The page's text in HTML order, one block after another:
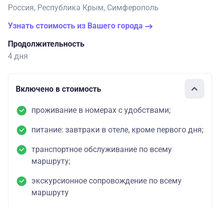
Россия, Республика Крым, Симферополь
Узнать стоимость из Вашего города
Продолжительность
4 дня
Включено в стоимость
проживание в номерах с удобствами;
питание: завтраки в отеле, кроме первого дня;
транспортное обслуживание по всему
маршруту;
экскурсионное сопровождение по всему
маршруту